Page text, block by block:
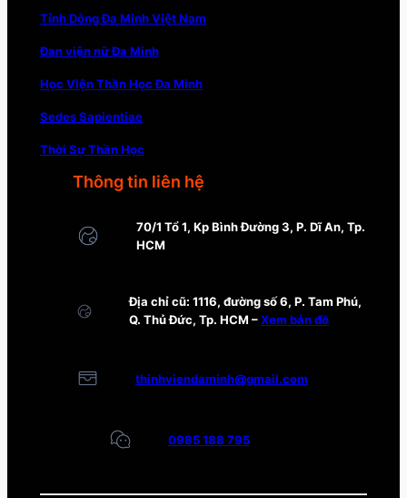
Tỉnh Dòng Đa Minh Việt Nam
Đan viện nữ Đa Minh
Học Viện Thần Học Đa Minh
Sedes Sapientiae
Thời Sự Thần Học
Thông tin liên hệ
70/1 Tổ 1, Kp Bình Đường 3, P. Dĩ An, Tp.
HCM
Địa chỉ cũ: 1116, đường số 6, P. Tam Phú,
Q. Thủ Đức, Tp. HCM –Xem bản đồ
thinhviendaminh@gmail.com
0985 188 795